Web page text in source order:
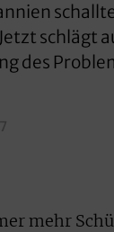
schlägt
des
mehr